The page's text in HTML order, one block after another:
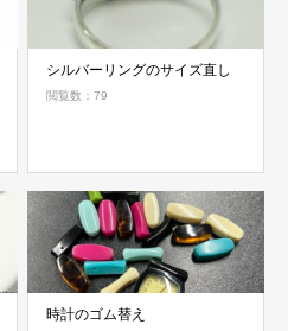
シルバーリングのサイズ直し
閲覧数：79
時計のゴム替え